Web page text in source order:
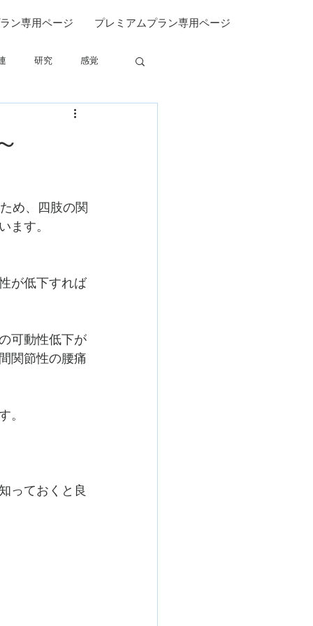
ン専用ページ プレミアムプラン専用ページ
研究 感覚
め、四肢の関
ます。
が低下すれば
可動性低下が
関節性の腰痛
。
っておくと良